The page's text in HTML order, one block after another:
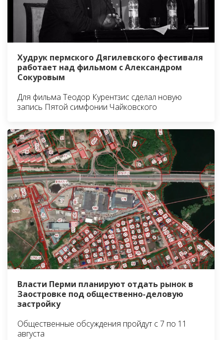
Худрук пермского Дягилевского фестиваля
работает над фильмом с Александром
Сокуровым
Для фильма Теодор Курентзис сделал новую
запись Пятой симфонии Чайковского
Власти Перми планируют отдать рынок в
Заостровке под общественно-деловую
застройку
Общественные обсуждения пройдут с 7 по 11
августа